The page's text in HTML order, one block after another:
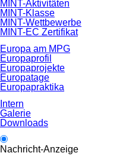
MINT-Aktivitäten
MINT-Klasse
MINT-Wettbewerbe
MINT-EC Zertifikat
Europa am MPG
Europaprofil
Europaprojekte
Europatage
Europapraktika
Intern
Galerie
Downloads
Nachricht-Anzeige